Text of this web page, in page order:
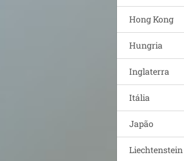
Hong Kong
Hungria
Inglaterra
Itália
Japão
Liechtenstein